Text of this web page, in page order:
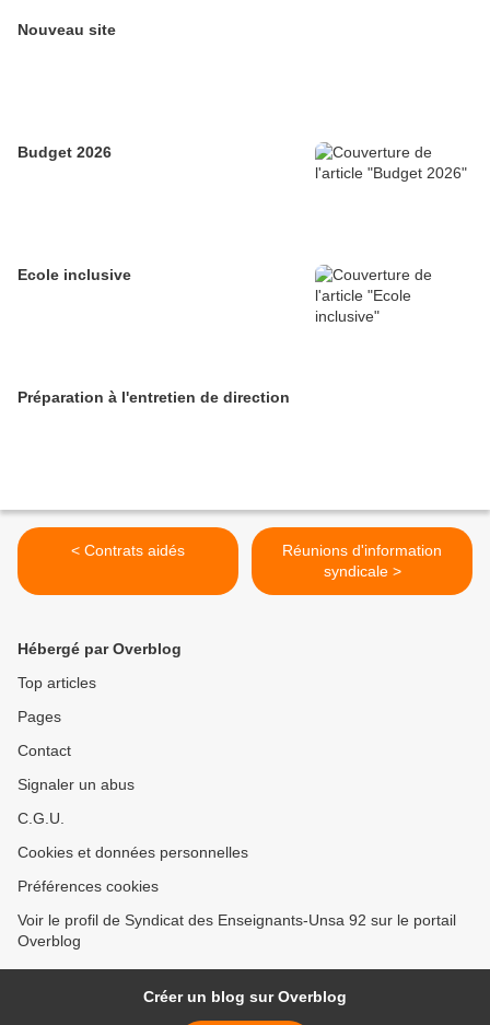
Nouveau site
Budget 2026
Ecole inclusive
Préparation à l'entretien de direction
< Contrats aidés
Réunions d'information
syndicale >
Hébergé par Overblog
Top articles
Pages
Contact
Signaler un abus
C.G.U.
Cookies et données personnelles
Préférences cookies
Voir le profil de Syndicat des Enseignants-Unsa 92 sur le portail
Overblog
Créer un blog sur Overblog